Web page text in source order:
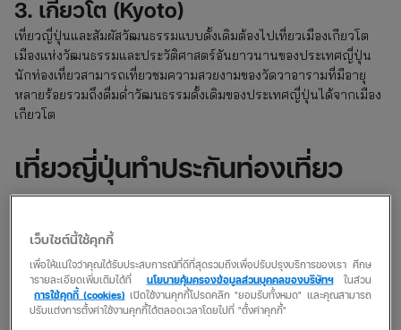
3. เกียวโต (Kyoto)
เที่ยวญี่ปุ่นและสัมผัสวัฒนธรรมแบบดั้งเดิมต้องไปเที่ยวเมืองเกียวโต
เมืองแห่งวัฒนธรรมและประวัติศาสตร์อันยาวนานของประเทศญี่ปุ่น
นักท่องเที่ยวสามารถเที่ยวชมความสวยงามของวัดวาอารามที่มีอายุ
หลายร้อยรวมถึงดื่มด่ำวัฒนธรรมดั้งเดิมของประเทศญี่ปุ่นได้จากเมือง
เกียวโต
เที่ยวญี่ปุ่นทำประกันท่องเที่ยว
การทำประกันท่องเที่ยวเป็นหนึ่งในหัวใจหลักของการไปเที่ยว ซึ่งนัก
ท่องเที่ยวหลายๆ คน เลือกที่จะซื้อประกันภัยการเดินทางต่างประเทศ
เอาไว้เพราะได้ความคุ้มครองจากความล่าช้าในการเดินทาง, ค่ารักษา
พยาบาลในต่างประเทศ, การเคลื่อนย้ายฉุกเฉินหรือแม้แต่การเกิด
อุบัติเหตุที่อาจทำให้เสียชีวิตหรือสูญเสียอวัยวะ โดยหากอยากทำ
เว็บไซต์นี้ใช้คุกกี้
เพื่อให้แน่ใจว่าคุณได้รับประสบการณ์ที่ดีที่สุดรวมถึงเพื่อปรับปรุงบริการของเรา ศึกษ
ารายละเอียดเพิ่มเติมได้ที่
นโยบายคุ้มครองข้อมูลส่วนบุคคลของบริษัทฯในส่วน
การใช้คุกกี้ (cookies) เปิดใช้งานคุกกี้โปรดคลิก "ยอมรับทั้งหมด" และคุณสามารถ
ปรับแต่งการตั้งค่าใช้งานคุกกี้ได้ตลอดเวลาโดยไปที่ "ตั้งค่าคุกกี้"